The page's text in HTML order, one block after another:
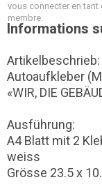
vous connecter en tant
membre.
Informations
Artikelbeschrieb:
Autoaufkleber
«WIR, DIE
Ausführung:
A4 Blatt mit 2
weiss
Grösse 23.5 x